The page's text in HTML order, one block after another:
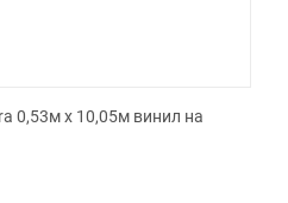
0,53м x 10,05м винил на